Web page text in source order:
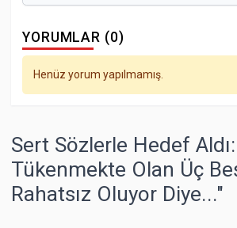
YORUMLAR (0)
Henüz yorum yapılmamış.
Sert Sözlerle Hedef
Tükenmekte Olan Üç
Rahatsız Oluyor Diye..."